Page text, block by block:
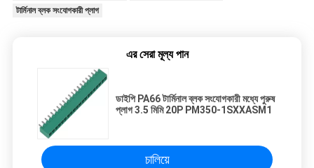
টার্মিনাল ব্লক সংযোগকারী প্লাগ
এর সেরা মূল্য পান
ডাইপি PA66 টার্মিনাল ব্লক সংযোগকারী মধ্যে পুরুষ
প্লাগ 3.5 মিমি 20P PM350-1SXXASM1
চালিয়ে